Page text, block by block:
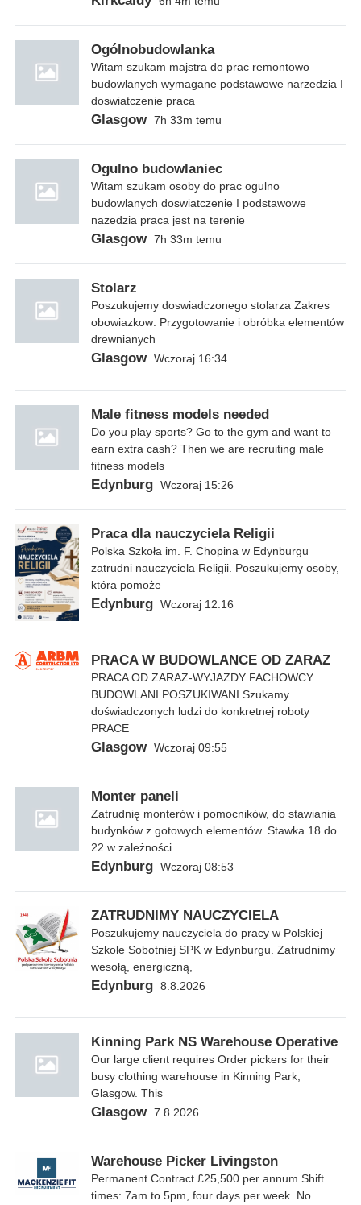
Ogólnobudowlanka
Witam szukam majstra do prac remontowo
budowlanych wymagane podstawowe narzedzia I
doswiatczenie praca
Glasgow 7h 33m temu
Ogulno budowlaniec
Witam szukam osoby do prac ogulno
budowlanych doswiatczenie I podstawowe
nazedzia praca jest na terenie
Glasgow 7h 33m temu
Stolarz
Poszukujemy doswiadczonego stolarza Zakres
obowiazkow: Przygotowanie i obróbka elementów
drewnianych
Glasgow Wczoraj 16:34
Male fitness models needed
Do you play sports? Go to the gym and want to
earn extra cash? Then we are recruiting male
fitness models
Edynburg Wczoraj 15:26
Praca dla nauczyciela Religii
Polska Szkoła im. F. Chopina w Edynburgu
zatrudni nauczyciela Religii. Poszukujemy osoby,
która pomoże
Edynburg Wczoraj 12:16
PRACA W BUDOWLANCE OD ZARAZ
PRACA OD ZARAZ-WYJAZDY FACHOWCY
BUDOWLANI POSZUKIWANI Szukamy
doświadczonych ludzi do konkretnej roboty
PRACE
Glasgow Wczoraj 09:55
Monter paneli
Zatrudnię monterów i pomocników, do stawiania
budynków z gotowych elementów. Stawka 18 do
22 w zależności
Edynburg Wczoraj 08:53
ZATRUDNIMY NAUCZYCIELA
Poszukujemy nauczyciela do pracy w Polskiej
Szkole Sobotniej SPK w Edynburgu. Zatrudnimy
wesołą, energiczną,
Edynburg 8.8.2026
Kinning Park NS Warehouse Operative
Our large client requires Order pickers for their
busy clothing warehouse in Kinning Park,
Glasgow. This
Glasgow 7.8.2026
Warehouse Picker Livingston
Permanent Contract £25,500 per annum Shift
times: 7am to 5pm, four days per week. No